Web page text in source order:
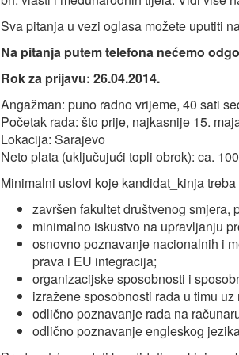
Sva pitanja u vezi oglasa možete uputiti
Na pitanja putem telefona nećemo
Rok za prijavu: 26.04.2014.
Angažman: puno radno vrijeme, 40 sati
Početak rada: što prije, najkasnije 15.
Lokacija: Sarajevo
Neto plata (uključujući topli obrok): ca.
Minimalni uslovi koje kandidat_kinja
završen fakultet društvenog smjera,
minimalno iskustvo na upravljanju
osnovno poznavanje nacionalnih i
prava i EU integracija;
organizacijske sposobnosti i
izražene sposobnosti rada u timu
odlično poznavanje rada na
odlično poznavanje engleskog